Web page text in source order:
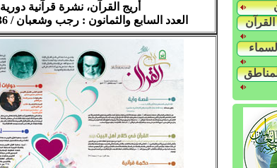
أريج القرآن، نشرة قرآنية دورية
العدد السابع والثمانون : رجب وشعبان / 1436 هـ.ق.